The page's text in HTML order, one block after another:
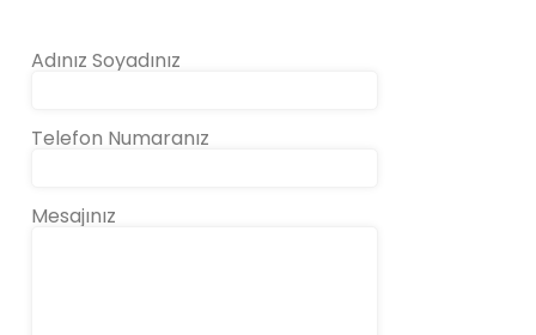
Adınız Soyadınız
Telefon Numaranız
Mesajınız